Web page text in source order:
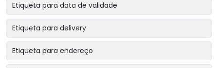
Etiqueta para data de validade
Etiqueta para delivery
Etiqueta para endereço